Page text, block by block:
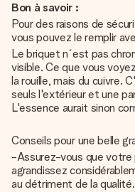
Bon à savoir :
Pour des raisons de
vous pouvez le remplir
Le briquet n´est pas
visible. Ce que vous
la rouille, mais du cuivre.
seuls l'extérieur et une
L'essence aurait sinon
Conseils pour une belle
-Assurez-vous que votre
agrandissez
au détriment de la qualité.